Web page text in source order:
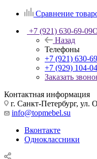
Сравнение
+7 (921) 630-69-09
Назад
Телефоны
+7 (921) 630-
+7 (929) 104-
Заказать
Контактная информация
г. Санкт-Петербург, ул.
info@topmebel.su
Вконтакте
Одноклассники